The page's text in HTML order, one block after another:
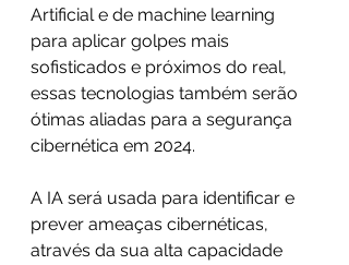
Artificial e de machine learning
para aplicar golpes mais
sofisticados e próximos do real,
essas tecnologias também serão
ótimas aliadas para a segurança
cibernética em 2024.
A IA será usada para identificar e
prever ameaças cibernéticas,
através da sua alta capacidade